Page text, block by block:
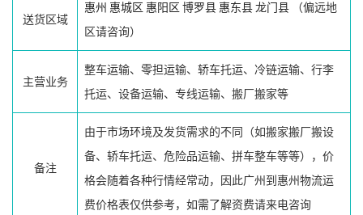
送货区域
惠州 惠城区 惠阳区 博罗县 惠东县龙门县 （偏远地
区请咨询）
主营业务
整车运输、零担运输、轿车托运、冷链运输、行李
托运、设备运输、专线运输、搬厂搬家等
备注
由于市场环境及发货需求的不同（如搬家搬厂搬设
备、轿车托运、危险品运输、拼车整车等等），价
格会随着各种行情经常动，因此广州到惠州物流运
费价格表仅供参考，如需了解资费请来电咨询